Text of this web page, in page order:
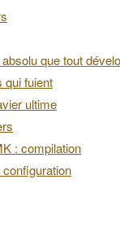
que tout
qui fuient
ultime
: compilation